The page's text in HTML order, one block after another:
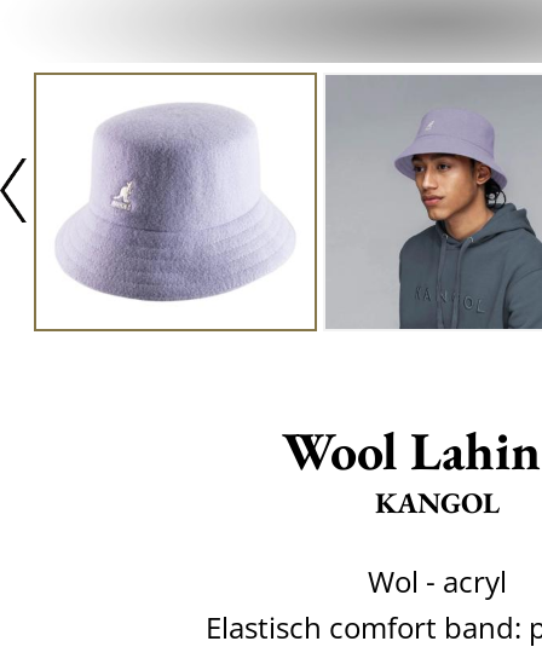
Wool
KANGOL
Wol - acryl
Elastisch comfort band: